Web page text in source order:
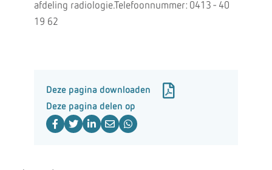
afdeling radiologie.Telefoonnummer: 0413 - 40
19 62
Deze pagina downloaden
Deze pagina delen op